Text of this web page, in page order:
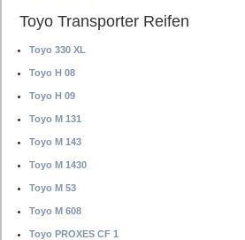
Toyo Transporter Reifen
Toyo 330 XL
Toyo H 08
Toyo H 09
Toyo M 131
Toyo M 143
Toyo M 1430
Toyo M 53
Toyo M 608
Toyo PROXES CF 1